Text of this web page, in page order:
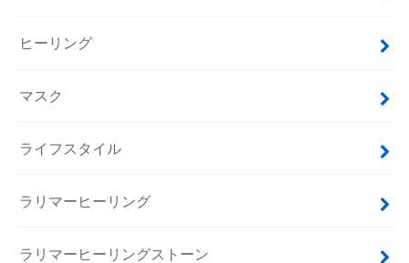
ヒーリング
マスク
ライフスタイル
ラリマーヒーリング
ラリマーヒーリングストーン